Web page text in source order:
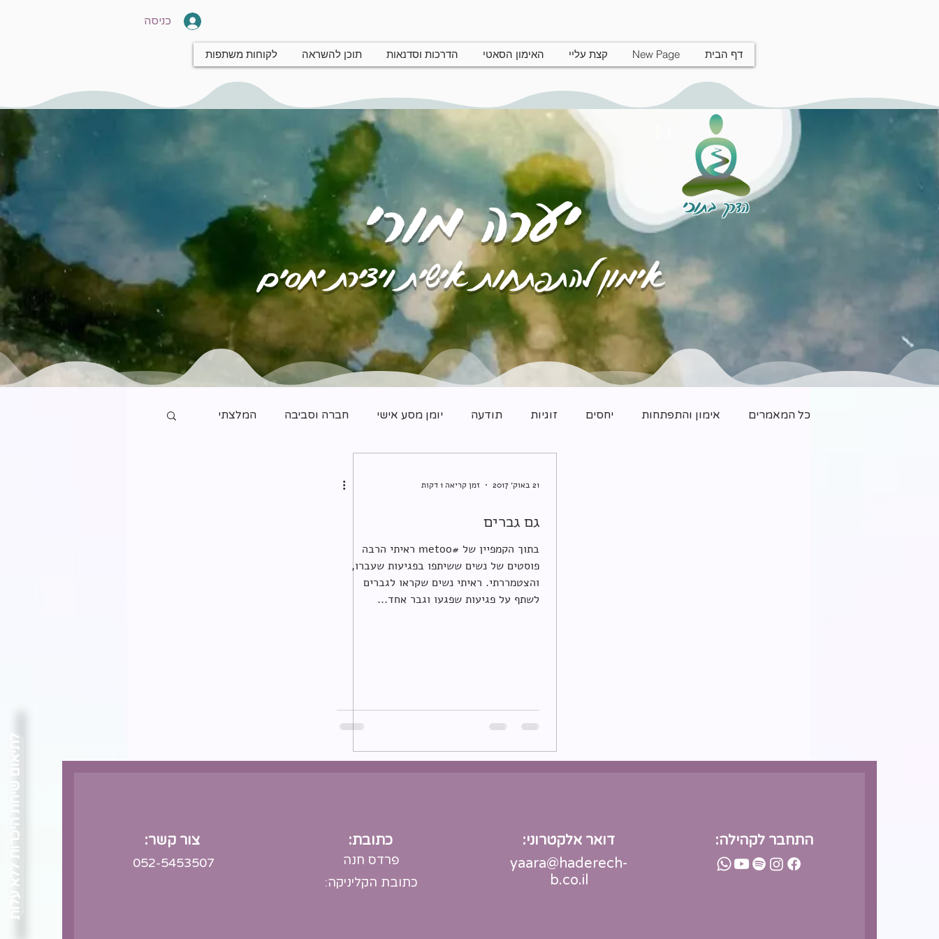
כניסה
דף הבית New Page קצת עליי האימון הסאטי הדרכות וסדנאות תוכן להשראה לקוחות משתפות
הדרך בתוכי
אימון להתפתחות אישית ויצירת יחסים
יערה מורי
כל המאמרים אימון והתפתחות יחסים זוגיות תודעה יומן מסע אישי חברה וסביבה המלצתי
21 באוק׳ 2017 זמן קריאה 1 דקות
גם גברים
בתוך הקמפיין של #metoo ראיתי הרבה
פוסטים של נשים ששיתפו בפגיעות שעברו,
והצטמררתי. ראיתי נשים שקראו לגברים
לשתף על פגיעות שפגעו וגבר אחד...
לתיאום שיחת היכרות ללא עלות צור קשר:
052-5453507
כתובת:
פרדס חנה
כתובת הקליניקה:
דואר אלקטרוני:
yaara@haderech-
b.co.il
התחבר לקהילה: